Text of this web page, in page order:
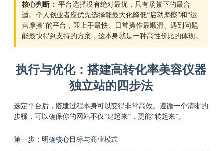
核心判断： 平台选择没有绝对最优，只有场景下的最合
适。个人创业者应优先选择能最大化降低“启动摩擦”和“运
营摩擦”的平台，即上手最快、日常操作最顺滑、遇到问题
能最快得到支持的方案，这本身就是一种高性价比的体现。
执行与优化：搭建高转化率美容仪器
独立站的四步法
选定平台后，搭建过程本身可以变得非常高效。遵循一个清晰的
步骤，可以确保你的网站不仅“建起来”，更能“转起来”。
第一步：明确核心目标与商业模式